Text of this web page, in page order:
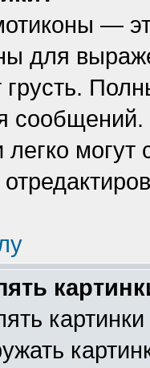
—
для
грусть.
сообщений.
легко